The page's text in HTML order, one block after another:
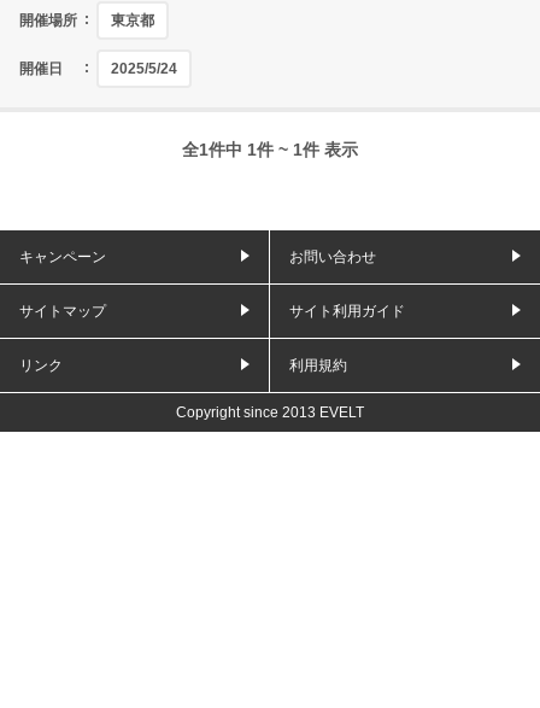
開催場所 東京都
開催日 2025/5/24
全1件中 1件 ~ 1件 表示
キャンペーン お問い合わせ
サイトマップ サイト利用ガイド
リンク 利用規約
Copyright since 2013 EVELT